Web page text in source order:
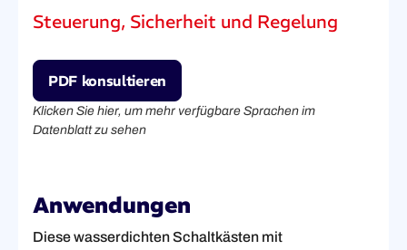
Steuerung, Sicherheit und Regelung
PDF konsultieren
Klicken Sie hier, um mehr verfügbare Sprachen im
Datenblatt zu sehen
Anwendungen
Diese wasserdichten Schaltkästen mit